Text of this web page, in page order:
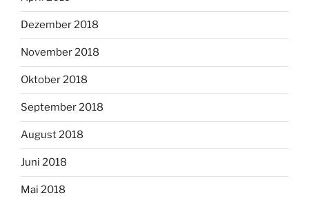
Dezember 2018
November 2018
Oktober 2018
September 2018
August 2018
Juni 2018
Mai 2018